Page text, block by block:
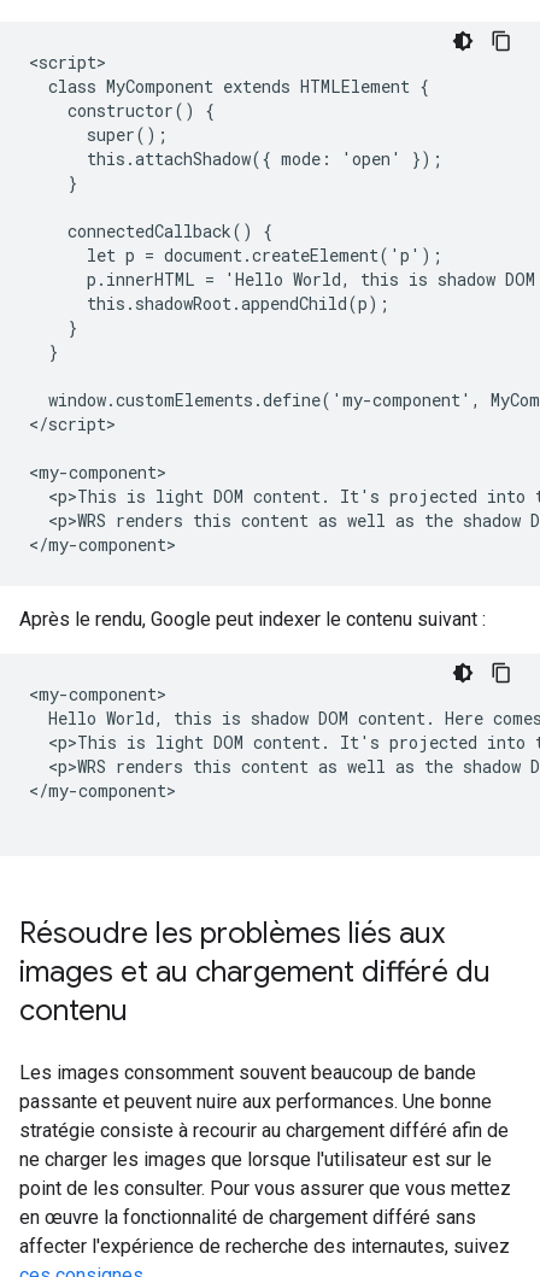
<script>
  class MyComponent extends HTMLElement {
    constructor() {
      super();
      this.attachShadow({ mode: 'open' });
    }
    connectedCallback() {
      let p = document.createElement('p');
p.innerHTML = 'Hello World, this is shadow
      this.shadowRoot.appendChild(p);
    }
  }
window.customElements.define('my-component',
</script>
<my-component>
<p>This is light DOM content. It's projected into
<p>WRS renders this content as well as the shadow
</my-component>
Après le rendu, Google peut indexer le contenu suivant :
<my-component>
Hello World, this is shadow DOM content. Here
<p>This is light DOM content. It's projected into
<p>WRS renders this content as well as the shadow
</my-component>
Résoudre les problèmes liés aux
images et au chargement différé du
contenu
Les images consomment souvent beaucoup de bande
passante et peuvent nuire aux performances. Une bonne
stratégie consiste à recourir au chargement différé afin de
ne charger les images que lorsque l'utilisateur est sur le
point de les consulter. Pour vous assurer que vous mettez
en œuvre la fonctionnalité de chargement différé sans
affecter l'expérience de recherche des internautes, suivez